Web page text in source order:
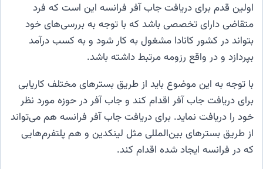
اولین قدم برای دریافت جاب آفر فرانسه این است که فرد
متقاضی دارای تخصصی باشد که با توجه به بررسی‌های خود
بتواند در کشور کانادا مشغول به کار شود و به کسب درآمد
بپردازد و در واقع رزومه مرتبط داشته باشد.
با توجه به این موضوع باید از طریق بسترهای مختلف کاریابی
برای دریافت جاب آفر اقدام کند و جاب آفر در حوزه مورد نظر
خود را دریافت نماید. برای دریافت جاب آفر فرانسه هم می‌تواند
از طریق بسترهای بین‌المللی مثل لینکدین و هم پلتفرم‌هایی
که در فرانسه ایجاد شده اقدام کند.